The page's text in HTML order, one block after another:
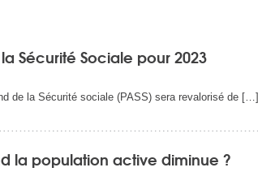
Sécurité Sociale pour 2023
de la Sécurité sociale (PASS) sera revalorisé de […]
la population active diminue ?